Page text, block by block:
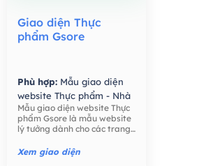
Giao diện Thực
phẩm Gsore
Phù hợp: Mẫu giao diện
website Thực phẩm - Nhà
Hàng,Mẫu giao diện
website Bán hàng -
Thương mại điện tử,
Mẫu giao diện website Thực
phẩm Gsore là mẫu website
lý tưởng dành cho các trang
phẩm, công ty thực phẩm,
thực phẩm hữu cơ, nước ép
Xem giao diện